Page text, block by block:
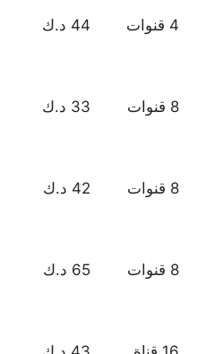
4 قنوات 44 د.ك
8 قنوات 33 د.ك
8 قنوات 42 د.ك
8 قنوات 65 د.ك